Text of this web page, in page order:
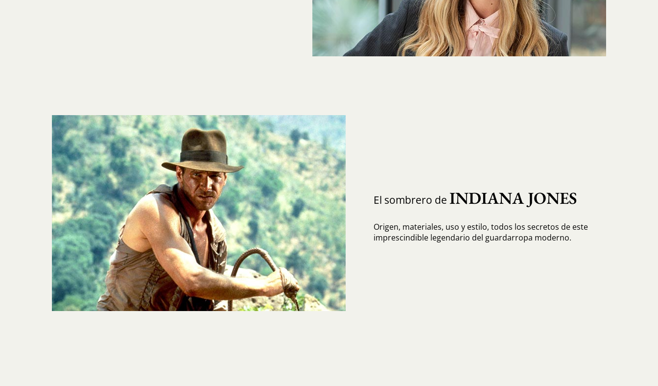
El sombrero de INDIANA JONES
Origen, materiales, uso y estilo, todos los secretos de este
imprescindible legendario del guardarropa moderno.